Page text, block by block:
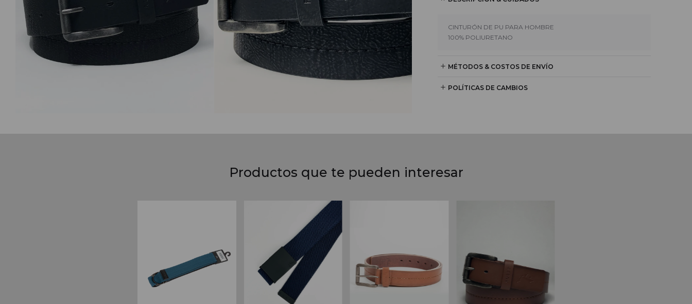
CINTURÓN DE PU PARA HOMBRE
100% POLIURETANO
MÉTODOS & COSTOS DE ENVÍO
POLÍTICAS DE CAMBIOS
Productos que te pueden interesar